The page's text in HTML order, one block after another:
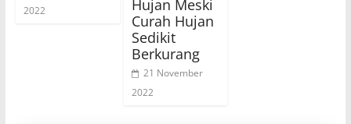
2022
Hujan Meski
Curah Hujan
Sedikit
Berkurang
21 November
2022